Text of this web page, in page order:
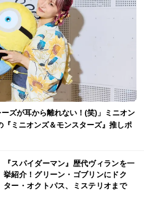
ーズが耳から離れない！(笑)」ミニオン
ミニオンズ＆モンスターズ』推しポ
『スパイダーマン』歴代ヴィランを一
挙紹介！グリーン・ゴブリンにドク
ター・オクトパス、ミステリオまで